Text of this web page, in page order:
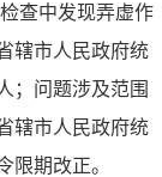
查中发现弄虚作
辖市人民政府统
；问题涉及范围
辖市人民政府统
限期改正。